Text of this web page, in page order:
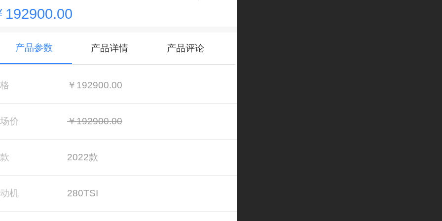
192900.00
产品参数 产品详情 产品评论
￥192900.00
价 ￥192900.00
2022款
机 280TSI